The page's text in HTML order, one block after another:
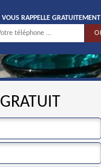
RAPPELLE GRATUITEMENT